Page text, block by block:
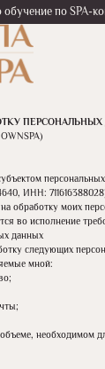
обучение по SPA-
ИНН:
обработку моих
во исполнение
данных
следующих
мной:
необходимом